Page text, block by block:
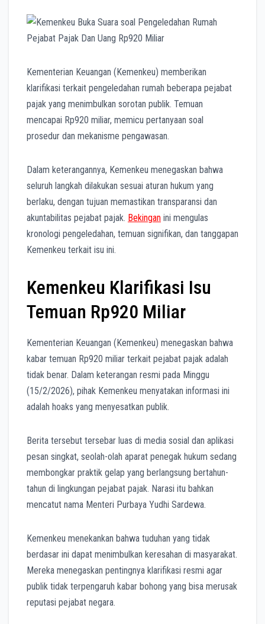
k
p
m
e
r
Kementerian Keuangan (Kemenkeu) memberikan
klarifikasi terkait pengeledahan rumah beberapa pejabat
pajak yang menimbulkan sorotan publik. Temuan
mencapai Rp920 miliar, memicu pertanyaan soal
prosedur dan mekanisme pengawasan.
Dalam keterangannya, Kemenkeu menegaskan bahwa
seluruh langkah dilakukan sesuai aturan hukum yang
berlaku, dengan tujuan memastikan transparansi dan
akuntabilitas pejabat pajak. Bekingan ini mengulas
kronologi pengeledahan, temuan signifikan, dan tanggapan
Kemenkeu terkait isu ini.
Kemenkeu Klarifikasi Isu
Temuan Rp920 Miliar
Kementerian Keuangan (Kemenkeu) menegaskan bahwa
kabar temuan Rp920 miliar terkait pejabat pajak adalah
tidak benar. Dalam keterangan resmi pada Minggu
(15/2/2026), pihak Kemenkeu menyatakan informasi ini
adalah hoaks yang menyesatkan publik.
Berita tersebut tersebar luas di media sosial dan aplikasi
pesan singkat, seolah-olah aparat penegak hukum sedang
membongkar praktik gelap yang berlangsung bertahun-
tahun di lingkungan pejabat pajak. Narasi itu bahkan
mencatut nama Menteri Purbaya Yudhi Sardewa.
Kemenkeu menekankan bahwa tuduhan yang tidak
berdasar ini dapat menimbulkan keresahan di masyarakat.
Mereka menegaskan pentingnya klarifikasi resmi agar
publik tidak terpengaruh kabar bohong yang bisa merusak
reputasi pejabat negara.